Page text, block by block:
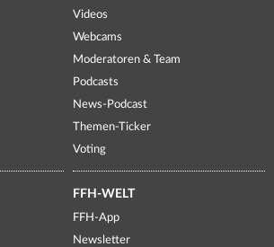
Videos
Webcams
Moderatoren & Team
Podcasts
News-Podcast
Themen-Ticker
Voting
FFH-WELT
FFH-App
Newsletter